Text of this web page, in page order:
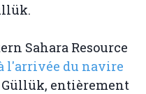
Sahara Resource
l'arrivée du navire
Güllük, entièrement